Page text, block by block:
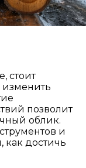
стоит
изменить
позволит
облик.
и
как достичь